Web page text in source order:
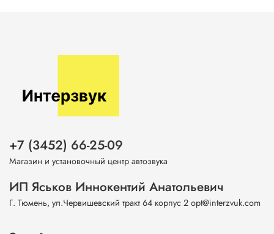
+7 (3452) 66-25-09
Магазин и установочный центр автозвука
ИП Яськов Иннокентий Анатольевич
Г. Тюмень, ул.Червишевский тракт 64 корпус 2 opt@interzvuk.com